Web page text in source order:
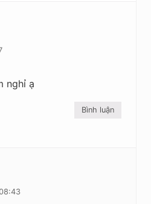
nghỉ ạ
Bình luận